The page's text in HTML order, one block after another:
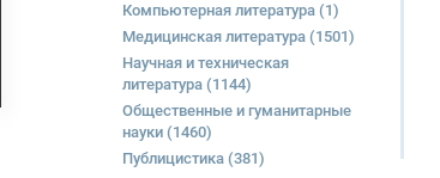
Компьютерная литература (1)
Медицинская литература (1501)
Научная и техническая
литература (1144)
Общественные и гуманитарные
науки (1460)
Публицистика (381)